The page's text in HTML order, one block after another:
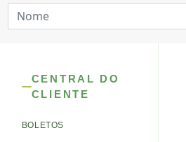
CENTRAL DO
CLIENTE
BOLETOS